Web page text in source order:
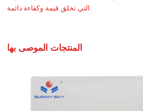
التي تخلق قيمة وكفاءة دائمة.
المنتجات الموصى بها